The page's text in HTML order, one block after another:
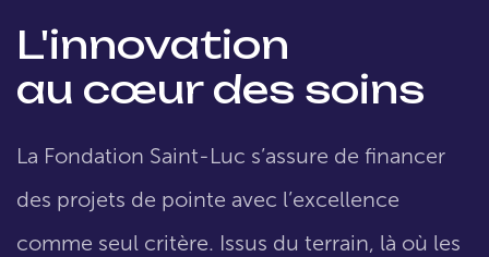
L'innovation
au cœur des soins
La Fondation Saint-Luc s’assure de financer
des projets de pointe avec l’excellence
comme seul critère. Issus du terrain, là où les